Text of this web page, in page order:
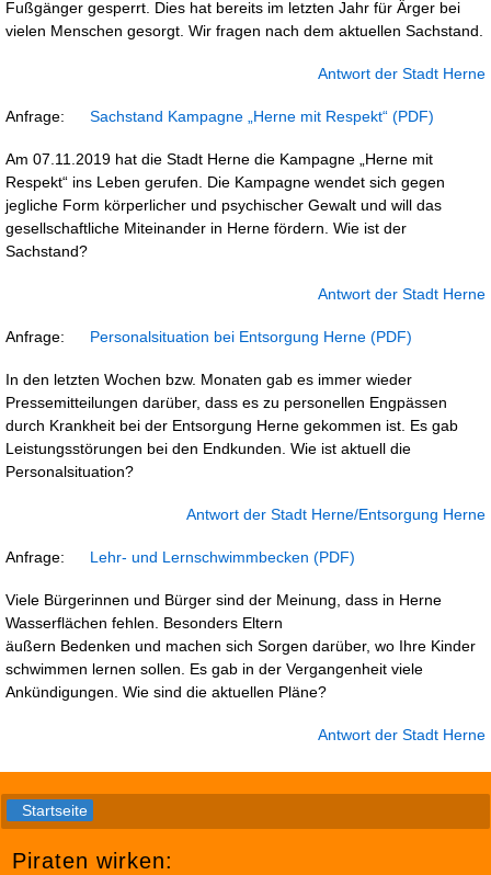
Fußgänger gesperrt. Dies hat bereits im letzten Jahr für Ärger bei
vielen Menschen gesorgt. Wir fragen nach dem aktuellen Sachstand.
Antwort der Stadt Herne
Anfrage: Sachstand Kampagne „Herne mit Respekt“
Am 07.11.2019 hat die Stadt Herne die Kampagne „Herne mit
Respekt“ ins Leben gerufen. Die Kampagne wendet sich gegen
jegliche Form körperlicher und psychischer Gewalt und will das
gesellschaftliche Miteinander in Herne fördern. Wie ist der
Sachstand?
Antwort der Stadt Herne
Anfrage: Personalsituation bei Entsorgung Herne
In den letzten Wochen bzw. Monaten gab es immer wieder
Pressemitteilungen darüber, dass es zu personellen Engpässen
durch Krankheit bei der Entsorgung Herne gekommen ist. Es gab
Leistungsstörungen bei den Endkunden. Wie ist aktuell die
Personalsituation?
Antwort der Stadt Herne/Entsorgung Herne
Anfrage: Lehr- und Lernschwimmbecken
Viele Bürgerinnen und Bürger sind der Meinung, dass in Herne
Wasserflächen fehlen. Besonders Eltern
äußern Bedenken und machen sich Sorgen darüber, wo Ihre Kinder
schwimmen lernen sollen. Es gab in der Vergangenheit viele
Ankündigungen. Wie sind die aktuellen Pläne?
Antwort der Stadt Herne
Startseite
Piraten wirken: